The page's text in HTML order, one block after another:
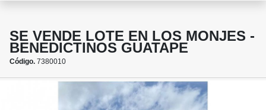
SE VENDE LOTE EN LOS MONJES -
BENEDICTINOS GUATAPE
Código. 7380010